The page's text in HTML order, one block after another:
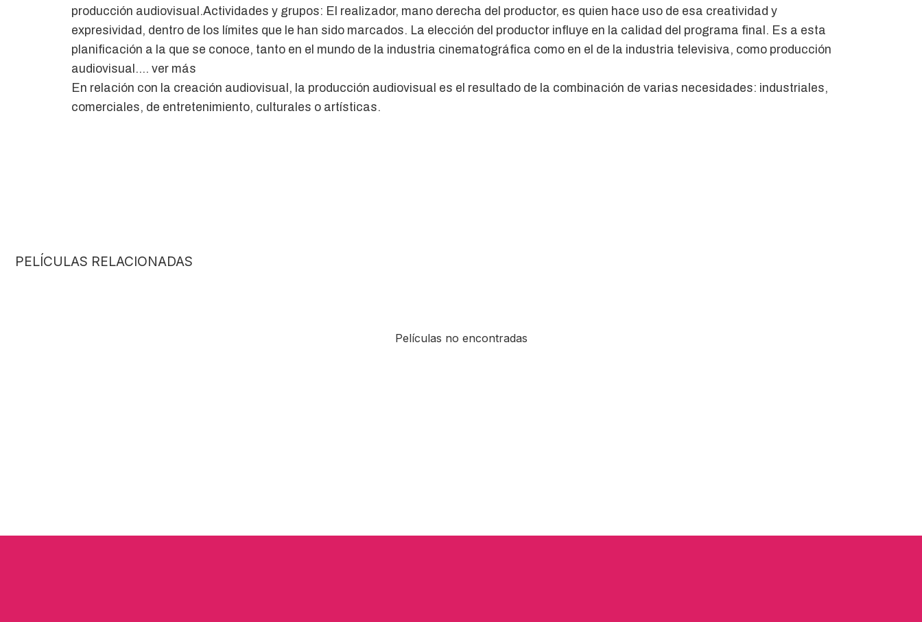
producción audiovisual.Actividades y grupos: El realizador, mano derecha del productor, es quien hace uso de esa creatividad y
expresividad, dentro de los límites que le han sido marcados. La elección del productor influye en la calidad del programa final. Es a esta
planificación a la que se conoce, tanto en el mundo de la industria cinematográfica como en el de la industria televisiva, como producción
audiovisual.… ver más
En relación con la creación audiovisual, la producción audiovisual es el resultado de la combinación de varias necesidades: industriales,
comerciales, de entretenimiento, culturales o artísticas.
PELÍCULAS RELACIONADAS
Películas no encontradas